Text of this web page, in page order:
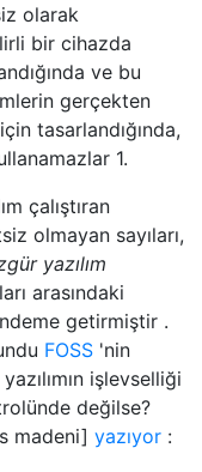
olarak
bir cihazda
ve bu
gerçekten
tasarlandığında,
1.
çalıştıran
olmayan sayıları,
yazılım
arasındaki
getirmiştir .
FOSS 'nin
işlevselliği
değilse?
madeni] yazıyor :